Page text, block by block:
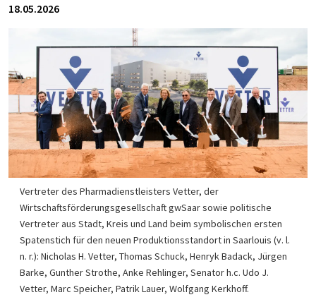
18.05.2026
Vertreter des Pharmadienstleisters Vetter, der
Wirtschaftsförderungsgesellschaft gwSaar sowie politische
Vertreter aus Stadt, Kreis und Land beim symbolischen ersten
Spatenstich für den neuen Produktionsstandort in Saarlouis (v. l.
n. r.): Nicholas H. Vetter, Thomas Schuck, Henryk Badack, Jürgen
Barke, Gunther Strothe, Anke Rehlinger, Senator h.c. Udo J.
Vetter, Marc Speicher, Patrik Lauer, Wolfgang Kerkhoff.